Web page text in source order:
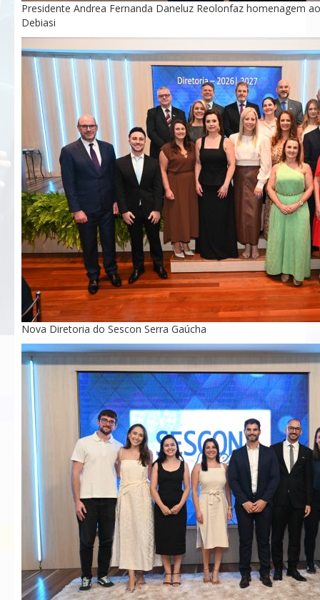
Presidente Andrea Fernanda Daneluz Reolonfaz homenagem
Debiasi
Nova Diretoria do Sescon Serra Gaúcha